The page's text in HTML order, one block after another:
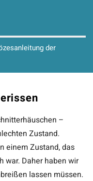
der
–
Zustand.
einem Zustand, das
war. Daher haben wir
lassen müssen.